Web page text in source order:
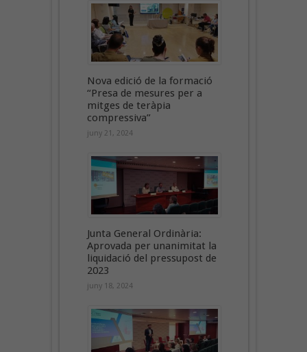
Nova edició de la formació
“Presa de mesures per a
mitges de teràpia
compressiva”
juny 21, 2024
Junta General Ordinària:
Aprovada per unanimitat la
liquidació del pressupost de
2023
juny 18, 2024